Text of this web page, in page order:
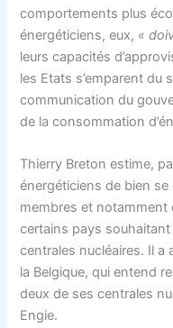
comportements plus
énergéticiens, eux, «
leurs capacités
les Etats s’emparent du
communication du
de la consommation
Thierry Breton estime,
énergéticiens de bien
membres et notamment
certains pays
centrales nucléaires. Il a
la Belgique, qui entend
deux de ses centrales
Engie.